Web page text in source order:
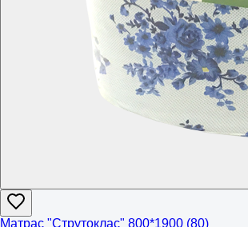
Матрас "Струтоклас" 800*1900 (80)